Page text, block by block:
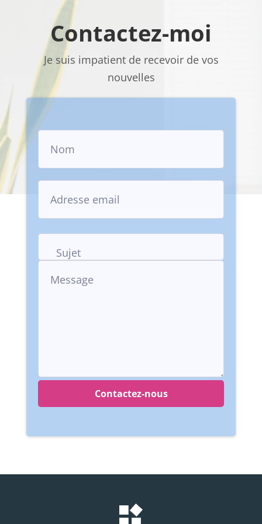
Contactez-moi
Je suis impatient de recevoir de vos
nouvelles
Contactez-nous